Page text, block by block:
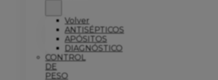
Volver
ANTISÉPTICOS
APÓSITOS
DIAGNÓSTICO
CONTROL
DE
PESO